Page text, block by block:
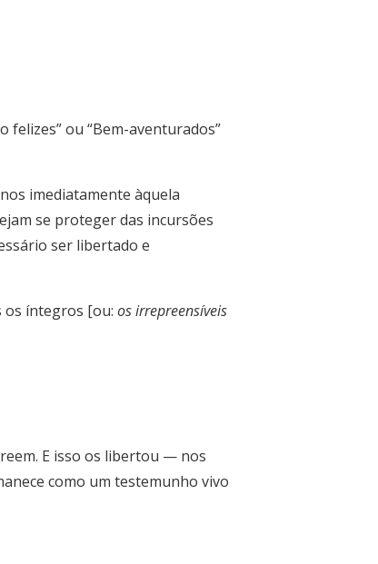
felizes” ou “Bem-aventurados”
imediatamente àquela
se proteger das incursões
ser libertado e
os íntegros [ou: os irrepreensíveis
E isso os libertou — nos
como um testemunho vivo